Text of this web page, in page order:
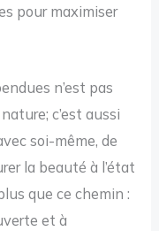
pour maximiser
n’est pas
c’est aussi
soi-même, de
la beauté à l’état
que ce chemin :
et à